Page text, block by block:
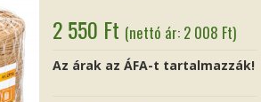
2 550 Ft (nettó ár: 2 008 Ft)
Az árak az ÁFA-t tartalmazzák!